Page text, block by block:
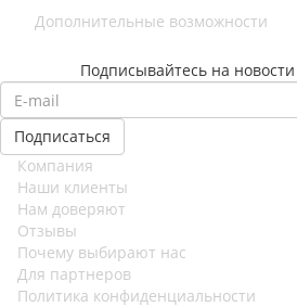
Дополнительные возможности
Подписывайтесь на
Компания
Наши клиенты
Нам доверяют
Отзывы
Почему выбирают нас
Для партнеров
Политика конфиденциальности